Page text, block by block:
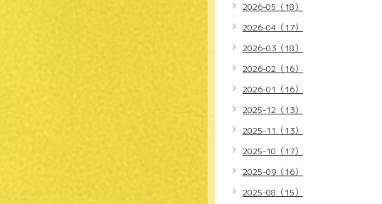
2026-05（18）
2026-04（17）
2026-03（18）
2026-02（16）
2026-01（16）
2025-12（13）
2025-11（13）
2025-10（17）
2025-09（16）
2025-08（15）